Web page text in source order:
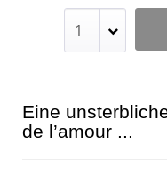
Eine
de l’amour ...